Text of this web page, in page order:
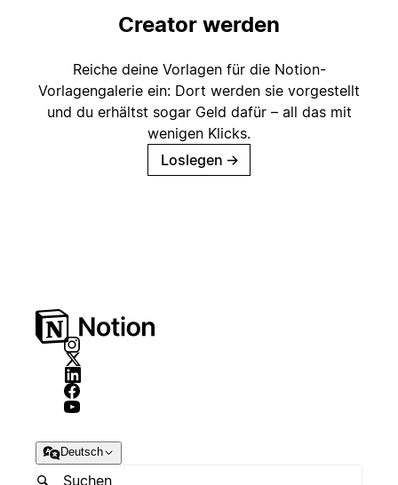
Creator werden
Reiche deine Vorlagen für die Notion-
Vorlagengalerie ein: Dort werden sie vorgestellt
und du erhältst sogar Geld dafür – all das mit
wenigen Klicks.
Loslegen →
Deutsch